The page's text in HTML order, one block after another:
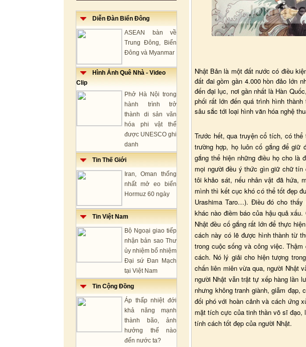
Diễn Đàn Biển Đông
ASEAN bàn về
Trung Đông, Biển
Đông và Myanmar
Hình Ảnh Quê Nhà - Video
Clip
Phở Hà Nội trong
hành trình trở
thành di sản văn
hóa phi vật thể
được UNESCO ghi
danh
Tin Thế Giới
Iran, Oman thống
nhất mở eo biển
Hormuz 60 ngày
Tin Việt Nam
Bộ Ngoại giao tiếp
nhận bản sao Thư
ủy nhiệm bổ nhiệm
Đại sứ Đan Mạch
tại Việt Nam
Tin Cộng Đồng
Áp thấp nhiệt đới
khả năng mạnh
thành bão, ảnh
hưởng thế nào
đến nước ta?
Nhật Bản là một đất nước có điều
đất đai gồm gần 4.000 hòn đảo lớn
đến đại lục, nơi gần nhất là Hàn
phối rất lớn đến quá trình hình
sâu sắc tới loại hình văn hóa nghệ
Trước hết, qua truyện cổ tích, có
trường hợp, họ luôn cố gắng để
gắng thể hiện những điều họ cho
mọi người đều ý thức gìn giữ chữ tín
tôi khảo sát, nếu nhân vật đã hứa,
mình thì kết cục khó có thể tốt đẹp
Urashima Taro…). Điều đó cho
khác nào điềm báo của hậu quả
Nhật đều cố gắng rất lớn để thực
cách này có lẽ được hình thành từ
trong cuộc sống và công việc.
cách. Nó lý giải cho hiện tượng
chấn liên miên vừa qua, người Nhật
người Nhật vẫn trật tự xếp hàng lần
nhưng không tranh giành, giẫm
đối phó với hoàn cảnh và cách ứng
mặt tích cực của tinh thần võ sĩ đạo,
tính cách tốt đẹp của người Nhật.